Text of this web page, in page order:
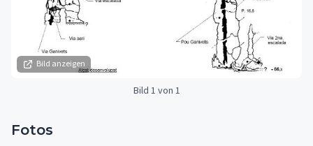
Bild anzeigen
Bild 1 von 1
Fotos